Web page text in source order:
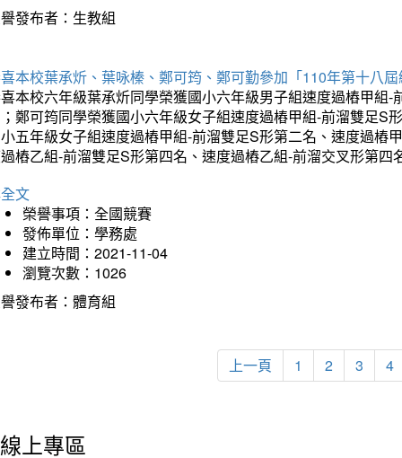
發布者：生教組
本校葉承炘、葉咏榛、鄭可筠、鄭可勤參加「110年第十八
本校六年級葉承炘同學榮獲國小六年級男子組速度過樁甲組
鄭可筠同學榮獲國小六年級女子組速度過樁甲組-前溜雙足S
五年級女子組速度過樁甲組-前溜雙足S形第二名、速度過樁
樁乙組-前溜雙足S形第四名、速度過樁乙組-前溜交叉形第四
文
榮譽事項：全國競賽
發佈單位：學務處
建立時間：2021-11-04
瀏覽次數：1026
發布者：體育組
上一頁 1 2 3 4
線上專區